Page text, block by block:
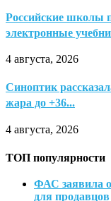
Российские школы
электронные
4 августа, 2026
Синоптик
жара до +36...
4 августа, 2026
ТОП популярности
ФАС заявила
для продавцов